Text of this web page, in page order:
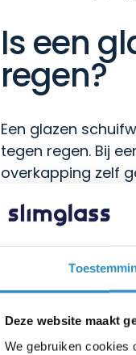
Deze website maakt
We gebruiken cookies
Is een
regen?
Een glazen
tegen regen. Bij
overkapping zelf
Toch is het te
waarbij regen
de zijkanten naar
geklemd zitten.
De onderrail
te leiden en